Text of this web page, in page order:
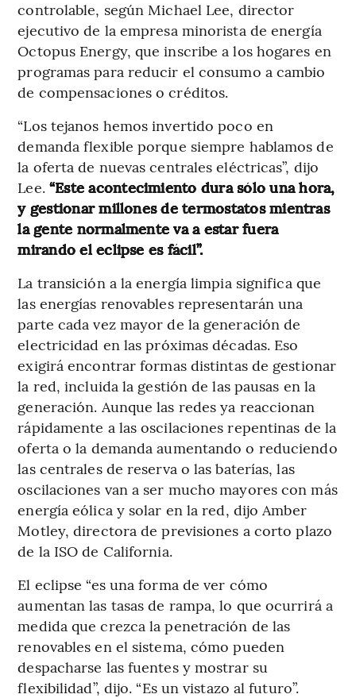
controlable, según Michael Lee, director
ejecutivo de la empresa minorista de energía
Octopus Energy, que inscribe a los hogares en
programas para reducir el consumo a cambio
de compensaciones o créditos.
“Los tejanos hemos invertido poco en
demanda flexible porque siempre hablamos de
la oferta de nuevas centrales eléctricas”, dijo
Lee. “Este acontecimiento dura sólo una hora,
y gestionar millones de termostatos mientras
la gente normalmente va a estar fuera
mirando el eclipse es fácil”.
La transición a la energía limpia significa que
las energías renovables representarán una
parte cada vez mayor de la generación de
electricidad en las próximas décadas. Eso
exigirá encontrar formas distintas de gestionar
la red, incluida la gestión de las pausas en la
generación. Aunque las redes ya reaccionan
rápidamente a las oscilaciones repentinas de la
oferta o la demanda aumentando o reduciendo
las centrales de reserva o las baterías, las
oscilaciones van a ser mucho mayores con más
energía eólica y solar en la red, dijo Amber
Motley, directora de previsiones a corto plazo
de la ISO de California.
El eclipse “es una forma de ver cómo
aumentan las tasas de rampa, lo que ocurrirá a
medida que crezca la penetración de las
renovables en el sistema, cómo pueden
despacharse las fuentes y mostrar su
flexibilidad”, dijo. “Es un vistazo al futuro”.